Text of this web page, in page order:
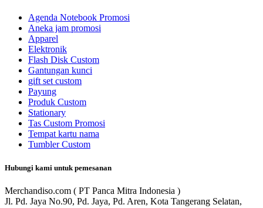
Agenda Notebook Promosi
Aneka jam promosi
Apparel
Elektronik
Flash Disk Custom
Gantungan kunci
gift set custom
Payung
Produk Custom
Stationary
Tas Custom Promosi
Tempat kartu nama
Tumbler Custom
Hubungi kami untuk pemesanan
Merchandiso.com ( PT Panca Mitra Indonesia )
Jl. Pd. Jaya No.90, Pd. Jaya, Pd. Aren, Kota Tangerang Selatan,